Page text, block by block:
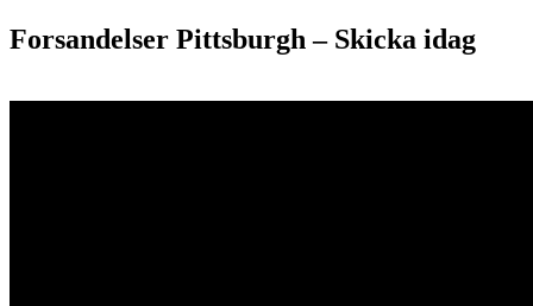
Forsandelser Pittsburgh – Skicka idag